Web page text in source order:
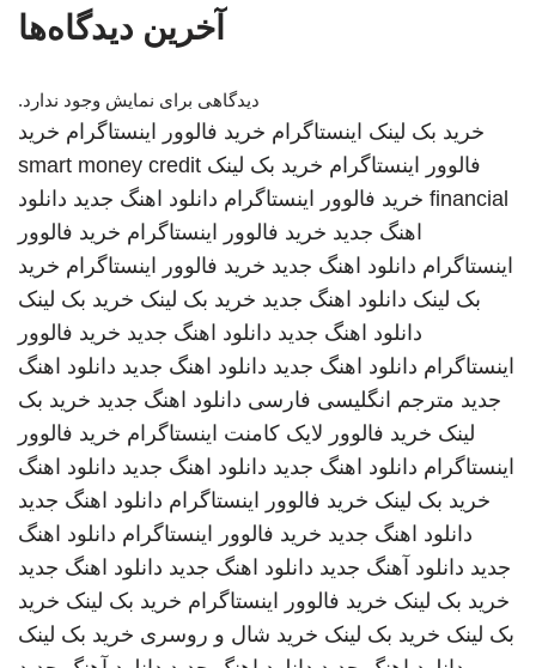
آخرین دیدگاه‌ها
دیدگاهی برای نمایش وجود ندارد.
خرید بک لینک اینستاگرام خرید فالوور اینستاگرام خرید
فالوور اینستاگرام خرید بک لینک smart money credit
financial خرید فالوور اینستاگرام دانلود اهنگ جدید دانلود
اهنگ جدید خرید فالوور اینستاگرام خرید فالوور
اینستاگرام دانلود اهنگ جدید خرید فالوور اینستاگرام خرید
بک لینک دانلود اهنگ جدید خرید بک لینک خرید بک لینک
دانلود اهنگ جدید دانلود اهنگ جدید خرید فالوور
اینستاگرام دانلود اهنگ جدید دانلود اهنگ جدید دانلود اهنگ
جدید مترجم انگلیسی فارسی دانلود اهنگ جدید خرید بک
لینک خرید فالوور لایک کامنت اینستاگرام خرید فالوور
اینستاگرام دانلود اهنگ جدید دانلود اهنگ جدید دانلود اهنگ
خرید بک لینک خرید فالوور اینستاگرام دانلود اهنگ جدید
دانلود اهنگ جدید خرید فالوور اینستاگرام دانلود اهنگ
جدید دانلود آهنگ جدید دانلود اهنگ جدید دانلود اهنگ جدید
خرید بک لینک خرید فالوور اینستاگرام خرید بک لینک خرید
بک لینک خرید بک لینک خرید شال و روسری خرید بک لینک